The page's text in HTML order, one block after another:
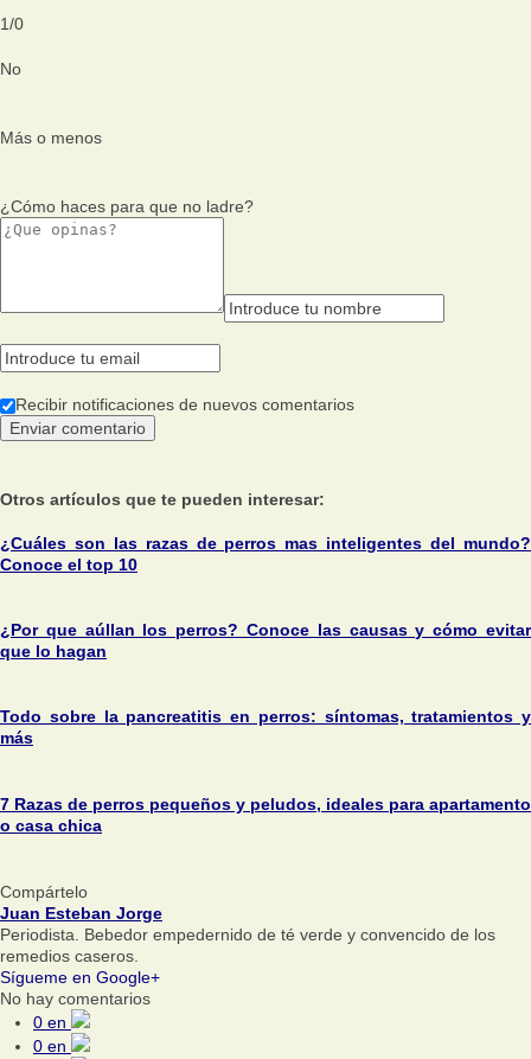
1/0
No
Más o menos
¿Cómo haces para que no ladre?
Recibir notificaciones de nuevos comentarios
Otros artículos que te pueden interesar:
¿Cuáles son las razas de perros mas inteligentes del mundo?
Conoce el top 10
¿Por que aúllan los perros? Conoce las causas y cómo evitar
que lo hagan
Todo sobre la pancreatitis en perros: síntomas, tratamientos y
más
7 Razas de perros pequeños y peludos, ideales para apartamento
o casa chica
Compártelo
Juan Esteban Jorge
Periodista. Bebedor empedernido de té verde y convencido de los
remedios caseros.
Sígueme en Google+
No hay comentarios
0 en
0 en